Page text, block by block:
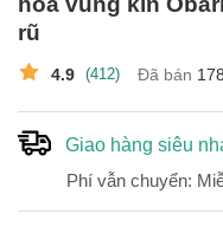
rũ
4.9 (412) Đã bán
Giao hàng siêu
Phí vẫn chuyển: